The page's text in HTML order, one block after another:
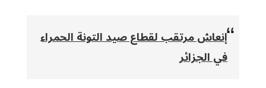
إنعاش مرتقب لقطاع صيد التونة الحمراء
في الجزائر